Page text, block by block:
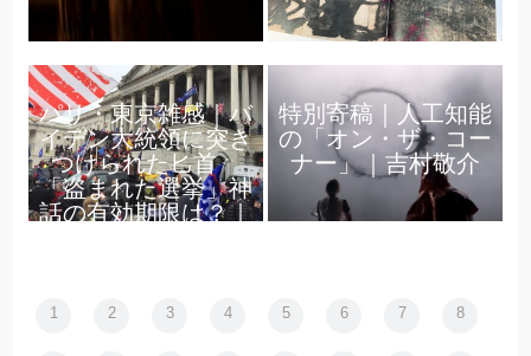
パリ・東京雑感｜バ
イデン大統領に突き
つけられた匕首
「盗まれた選挙」神
話の有効期限は？｜
特別寄稿｜人工知能
の「オン・ザ・コー
ナー」｜吉村敬介
1 2 3 4 5 6 7 8